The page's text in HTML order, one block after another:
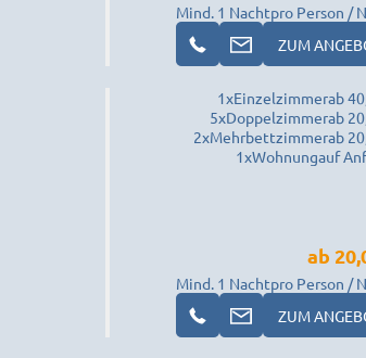
Mind. 1 Nachtpro Person /
ZUM
1xEinzelzimmerab
5xDoppelzimmerab
2xMehrbettzimmerab
1xWohnungauf
Mind. 1 Nacht
ab
pro Person /
ZUM